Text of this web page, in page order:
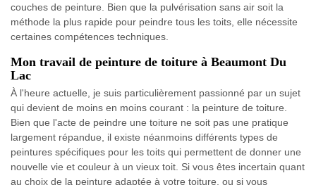
couches de peinture. Bien que la pulvérisation sans air soit la
méthode la plus rapide pour peindre tous les toits, elle nécessite
certaines compétences techniques.
Mon travail de peinture de toiture à Beaumont Du
Lac
À l'heure actuelle, je suis particulièrement passionné par un sujet
qui devient de moins en moins courant : la peinture de toiture.
Bien que l'acte de peindre une toiture ne soit pas une pratique
largement répandue, il existe néanmoins différents types de
peintures spécifiques pour les toits qui permettent de donner une
nouvelle vie et couleur à un vieux toit. Si vous êtes incertain quant
au choix de la peinture adaptée à votre toiture, ou si vous